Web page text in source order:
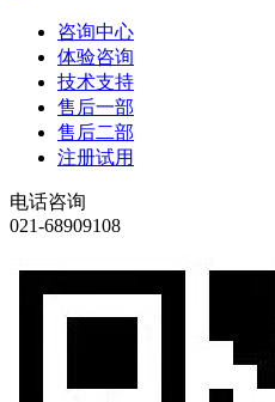
咨询中心
体验咨询
技术支持
售后一部
售后二部
注册试用
电话咨询
021-68909108